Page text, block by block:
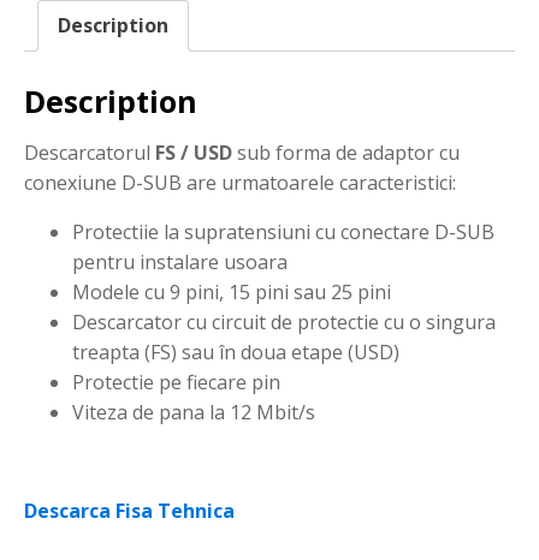
Description
Description
Descarcatorul FS / USDsub forma de adaptor cu
conexiune D-SUB are urmatoarele caracteristici:
Protectiie la supratensiuni cu conectare D-SUB
pentru instalare usoara
Modele cu 9 pini, 15 pini sau 25 pini
Descarcator cu circuit de protectie cu o singura
treapta (FS) sau în doua etape (USD)
Protectie pe fiecare pin
Viteza de pana la 12 Mbit/s
Descarca Fisa Tehnica